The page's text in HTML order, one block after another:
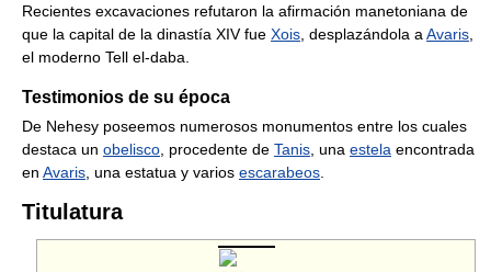
Recientes excavaciones refutaron la afirmación manetoniana de
que la capital de la dinastía XIV fue Xois , desplazándola a Avaris
el moderno Tell el-daba.
Testimonios de su época
De Nehesy poseemos numerosos monumentos entre los cuales
destaca un obelisco , procedente de Tanis , una estela encontrada
en Avaris , una estatua y varios escarabeos
Titulatura